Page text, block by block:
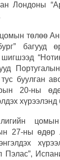
Лондоны
төлөө
багууд
тус буулган
20-ны
хүрээлэнд
27-ны өдөр
Пэлас”,